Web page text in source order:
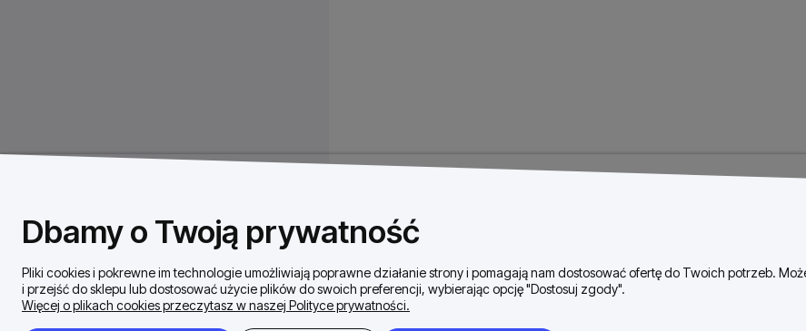
Dbamy o Twoją prywatność
Pliki cookies i pokrewne im technologie umożliwiają poprawne działanie strony i pomagają nam dostosować ofertę do Twoich potrzeb.
i przejść do sklepu lub dostosować użycie plików do swoich preferencji, wybierając opcję "Dostosuj zgody".
Więcej o plikach cookies przeczytasz w naszej Polityce prywatności.